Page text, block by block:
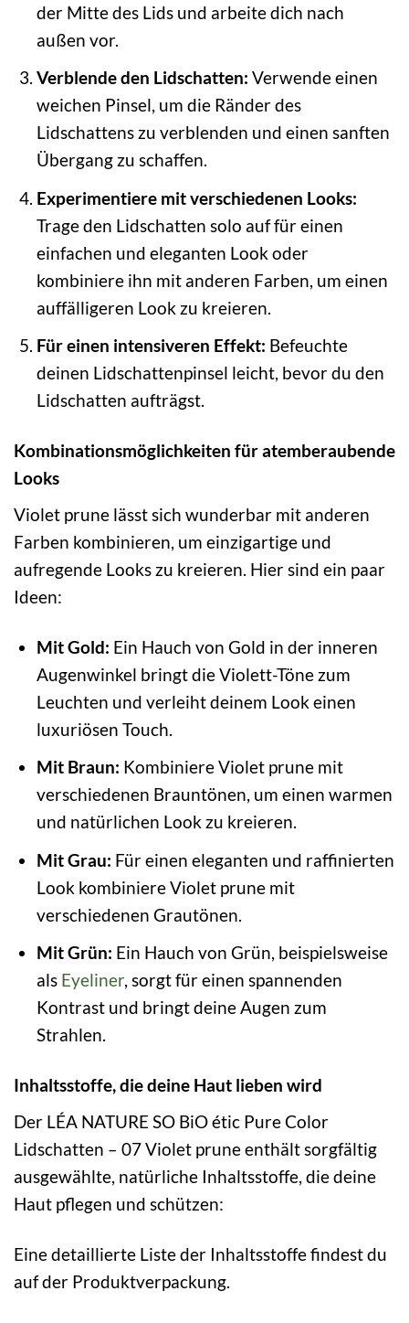
der Mitte des Lids und arbeite dich nach
außen vor.
Verblende den Lidschatten: Verwende einen
weichen Pinsel, um die Ränder des
Lidschattens zu verblenden und einen sanften
Übergang zu schaffen.
Experimentiere mit verschiedenen Looks:
Trage den Lidschatten solo auf für einen
einfachen und eleganten Look oder
kombiniere ihn mit anderen Farben, um einen
auffälligeren Look zu kreieren.
Für einen intensiveren Effekt: Befeuchte
deinen Lidschattenpinsel leicht, bevor du den
Lidschatten aufträgst.
Kombinationsmöglichkeiten für atemberaubende
Looks
Violet prune lässt sich wunderbar mit anderen
Farben kombinieren, um einzigartige und
aufregende Looks zu kreieren. Hier sind ein paar
Ideen:
Mit Gold: Ein Hauch von Gold in der inneren
Augenwinkel bringt die Violett-Töne zum
Leuchten und verleiht deinem Look einen
luxuriösen Touch.
Mit Braun: Kombiniere Violet prune mit
verschiedenen Brauntönen, um einen warmen
und natürlichen Look zu kreieren.
Mit Grau: Für einen eleganten und raffinierten
Look kombiniere Violet prune mit
verschiedenen Grautönen.
Mit Grün: Ein Hauch von Grün, beispielsweise
als Eyeliner, sorgt für einen spannenden
Kontrast und bringt deine Augen zum
Strahlen.
Inhaltsstoffe, die deine Haut lieben wird
Der LÉA NATURE SO BiO étic Pure Color
Lidschatten – 07 Violet prune enthält sorgfältig
ausgewählte, natürliche Inhaltsstoffe, die deine
Haut pflegen und schützen:
Eine detaillierte Liste der Inhaltsstoffe findest du
auf der Produktverpackung.